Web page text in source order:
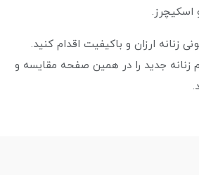
اسکیچرز.
زنانه ارزان و باکیفیت اقدام کنید.
جدید را در همین صفحه مقایسه و